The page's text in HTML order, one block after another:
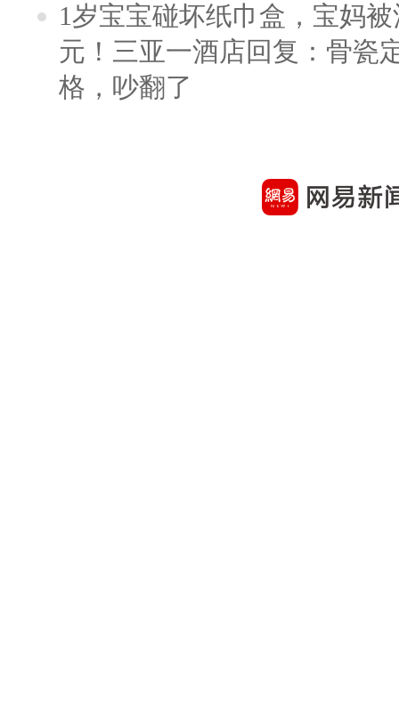
1岁宝宝碰坏纸巾盒，宝妈
元！三亚一酒店回复：骨瓷
格，吵翻了